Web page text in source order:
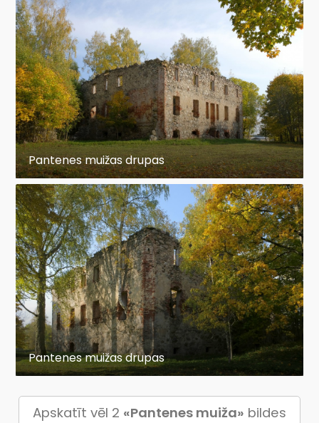
Pantenes muižas drupas
Pantenes muižas drupas
Apskatīt vēl 2 «Pantenes muiža» bildes